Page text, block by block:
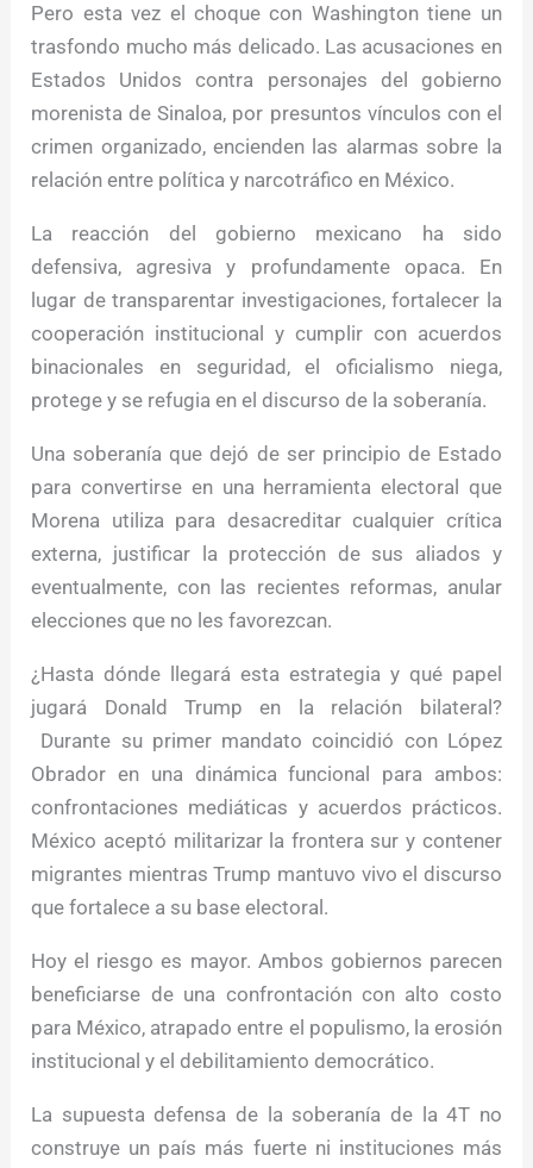
Pero esta vez el choque con Washington tiene un
trasfondo mucho más delicado. Las acusaciones en
Estados Unidos contra personajes del gobierno
morenista de Sinaloa, por presuntos vínculos con el
crimen organizado, encienden las alarmas sobre la
relación entre política y narcotráfico en México.
La reacción del gobierno mexicano ha sido
defensiva, agresiva y profundamente opaca. En
lugar de transparentar investigaciones, fortalecer la
cooperación institucional y cumplir con acuerdos
binacionales en seguridad, el oficialismo niega,
protege y se refugia en el discurso de la soberanía.
Una soberanía que dejó de ser principio de Estado
para convertirse en una herramienta electoral que
Morena utiliza para desacreditar cualquier crítica
externa, justificar la protección de sus aliados y
eventualmente, con las recientes reformas, anular
elecciones que no les favorezcan.
¿Hasta dónde llegará esta estrategia y qué papel
jugará Donald Trump en la relación bilateral?
Durante su primer mandato coincidió con López
Obrador en una dinámica funcional para ambos:
confrontaciones mediáticas y acuerdos prácticos.
México aceptó militarizar la frontera sur y contener
migrantes mientras Trump mantuvo vivo el discurso
que fortalece a su base electoral.
Hoy el riesgo es mayor. Ambos gobiernos parecen
beneficiarse de una confrontación con alto costo
para México, atrapado entre el populismo, la erosión
institucional y el debilitamiento democrático.
La supuesta defensa de la soberanía de la 4T no
construye un país más fuerte ni instituciones más